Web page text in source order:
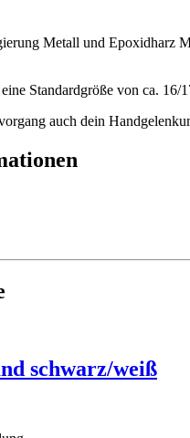
Metall und Epoxidharz
Standardgröße von ca.
auch dein
schwarz/weiß